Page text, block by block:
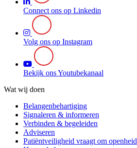
Connect ons op Linkedin
Volg ons op Instagram
Bekijk ons Youtubekanaal
Wat wij doen
Belangenbehartiging
Signaleren & informeren
Verbinden & begeleiden
Adviseren
Patiëntveiligheid vraagt om openheid